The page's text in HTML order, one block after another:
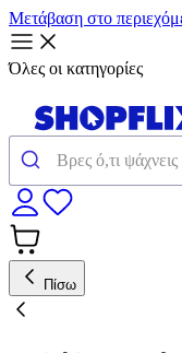
Μετάβαση στο
Όλες οι κατηγορίες
Πίσω